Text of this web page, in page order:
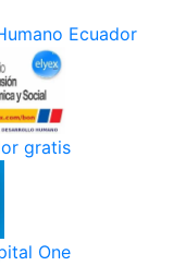
Ecuador
gratis
One